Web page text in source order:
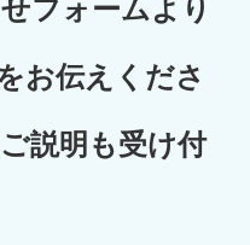
フォームより
お伝えくださ
説明も受け付